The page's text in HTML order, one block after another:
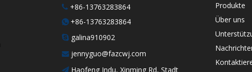
 +86-13763283864
 +86-13763283864
 galina910902
 jennyguo@fazcwj.com
 Haofeng Indu, Xinming Rd, Stadt
Produkte
Über uns